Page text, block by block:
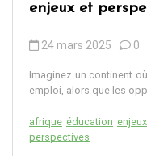
enjeux et
24 mars 2025 0
Imaginez un continent
emploi, alors que les
afrique éducation enjeux
perspectives